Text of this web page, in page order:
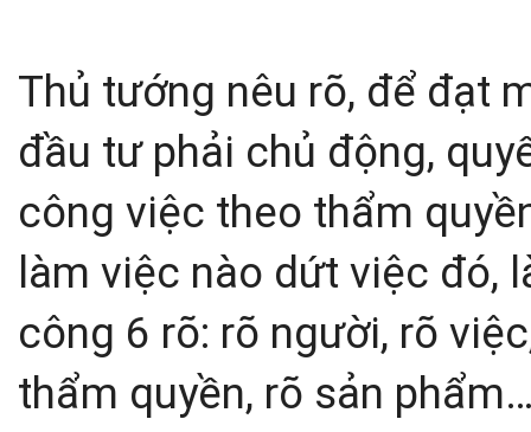
Thủ tướng nêu rõ, để đạt
đầu tư phải chủ động,
công việc theo thẩm
làm việc nào dứt việc đó,
công 6 rõ: rõ người, rõ
thẩm quyền, rõ sản